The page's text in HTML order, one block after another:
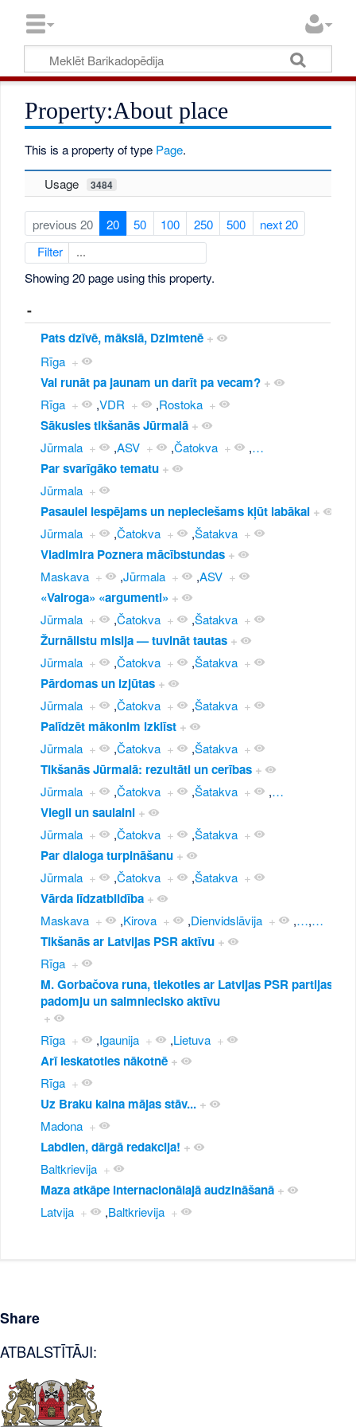
Property:About place
This is a property of type Page.
Usage 3484
previous 20 20 50 100 250 500
next 20
Filter
Showing 20 page using this property.
-
Pats dzīvē, mākslā, Dzimtenē +
Rīga +
Vai runāt pa jaunam un darīt pa vecam? +
Rīga + ,VDR + ,Rostoka +
Sākusies tikšanās Jūrmalā +
Jūrmala + ,ASV + ,Čatokva + ,…
Par svarīgāko tematu +
Jūrmala +
Pasaulei iespējams un nepieciešams kļūt labākai +
Jūrmala + ,Čatokva + ,Šatakva +
Vladimira Poznera mācībstundas +
Maskava + ,Jūrmala + ,ASV +
«Vairoga» «argumenti» +
Jūrmala + ,Čatokva + ,Šatakva +
Žurnālistu misija — tuvināt tautas +
Jūrmala + ,Čatokva + ,Šatakva +
Pārdomas un izjūtas +
Jūrmala + ,Čatokva + ,Šatakva +
Palīdzēt mākonim izklīst +
Jūrmala + ,Čatokva + ,Šatakva +
Tikšanās Jūrmalā: rezultāti un cerības +
Jūrmala + ,Čatokva + ,Šatakva + ,…
Viegli un saulaini +
Jūrmala + ,Čatokva + ,Šatakva +
Par dialoga turpināšanu +
Jūrmala + ,Čatokva + ,Šatakva +
Vārda līdzatbildība +
Maskava + ,Kirova + ,Dienvidslāvija + ,…,…
Tikšanās ar Latvijas PSR aktīvu +
Rīga +
M. Gorbačova runa, tiekoties ar Latvijas PSR partijas,
padomju un saimniecisko aktīvu
+
Rīga + ,Igaunija + ,Lietuva +
Arī ieskatoties nākotnē +
Rīga +
Uz Braku kalna mājas stāv... +
Madona +
Labdien, dārgā redakcija! +
Baltkrievija +
Maza atkāpe internacionālajā audzināšanā +
Latvija + ,Baltkrievija +
Share
ATBALSTĪTĀJI: